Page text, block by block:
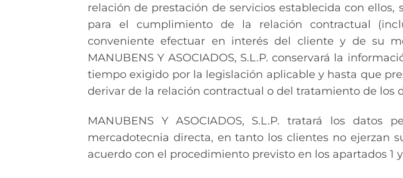
relación de prestación de servicios establecida con
para el cumplimiento de la relación contractual
conveniente efectuar en interés del cliente y de su
MANUBENS Y ASOCIADOS, S.L.P. conservará la
tiempo exigido por la legislación aplicable y hasta que
derivar de la relación contractual o del tratamiento de los
MANUBENS Y ASOCIADOS, S.L.P. tratará los
mercadotecnia directa, en tanto los clientes no ejerzan
acuerdo con el procedimiento previsto en los apartados 1